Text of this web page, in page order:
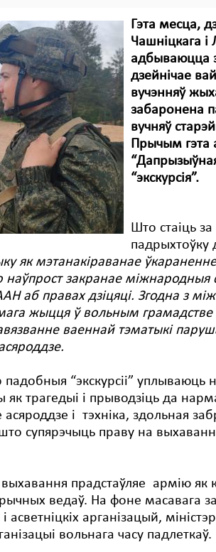
Гэта месца,
Чашніцкага і
адбываюцца
дзейнічае
вучэнняў
забаронена
вучняў
Прычым гэта
“экскурсія”.
Што стаіць
падрыхтоўку
як мэтанакіраванае
закранае міжнародныя
аб правах дзіцяці. Згодна з
жыцця ў вольным грамадстве
ваеннай тэматыкі
падобныя “экскурсіі”
трагедыі і прыводзіць да
асяроддзе і тэхніка, здольная
супярэчыць праву на
прадстаўляе армію як
ведаў. На фоне масавага
арганізацый,
вольнага часу падлеткаў.